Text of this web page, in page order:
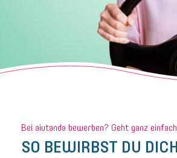
Bei aiutanda bewerben? Geht ganz
SO BEWIRBST DU